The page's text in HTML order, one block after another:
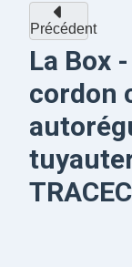
Précédent
La Box
cordon